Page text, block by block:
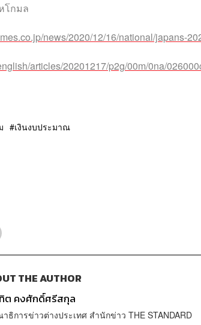
โกมล
news/2020/12/16/national/japans-
articles/20201217/p2g/00m/0na/
เงินงบประมาณ
THE AUTHOR
ต คงศักดิ์ศรีสกุล
ธิการข่าวต่างประเทศ สำนักข่าว THE STANDARD